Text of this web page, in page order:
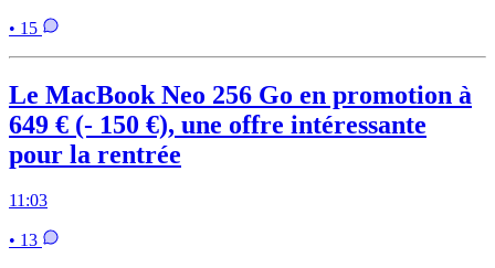
• 15
Le MacBook Neo 256 Go en promotion à
649 € (- 150 €), une offre intéressante
pour la rentrée
11:03
• 13